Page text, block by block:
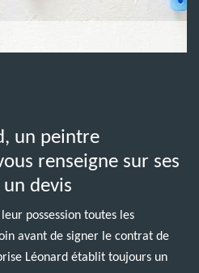
un peintre
renseigne sur ses
devis
possession toutes les
avant de signer le contrat de
Léonard établit toujours un